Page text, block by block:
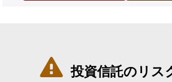
 投資信託のリス